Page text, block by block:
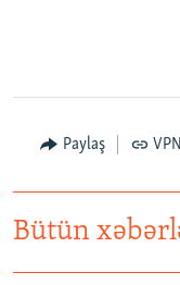
Paylaş
Bütün